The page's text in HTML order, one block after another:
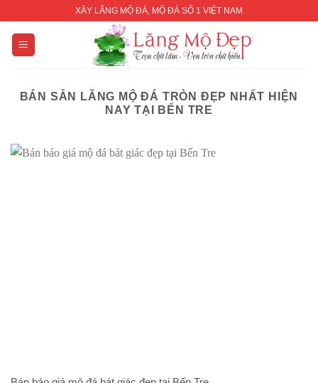
content
XÂY LĂNG MỘ ĐÁ, MỘ ĐÁ SỐ 1 VIỆT NAM
BÁN SẴN LĂNG MỘ ĐÁ TRÒN ĐẸP NHẤT HIỆN
NAY TẠI BẾN TRE